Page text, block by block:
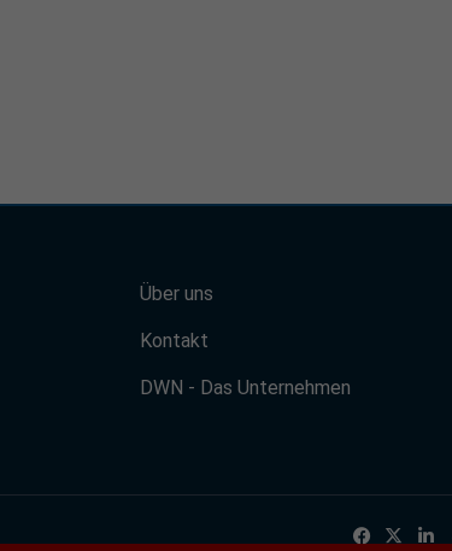
Über uns
Kontakt
DWN - Das Unternehmen